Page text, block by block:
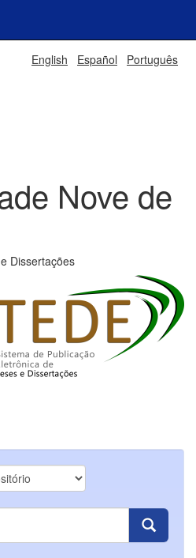
English Español Português
Nove de
Dissertações